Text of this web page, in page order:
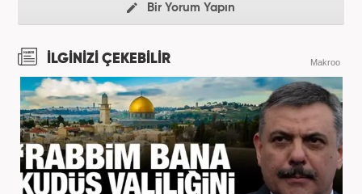
Bir Yorum Yapın
İLGİNİZİ ÇEKEBİLİR Makroo